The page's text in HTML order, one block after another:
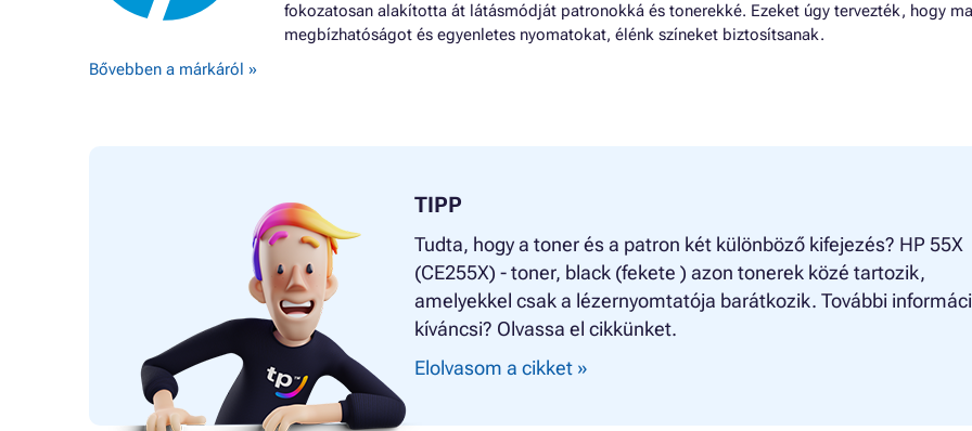
fokozatosan alakította át látásmódját patronokká és tonerekké. Ezeket úgy tervezték, hogy
megbízhatóságot és egyenletes nyomatokat, élénk színeket biztosítsanak.
Bővebben a márkáról »
TIPP
Tudta, hogy a toner és a patron két különböző kifejezés? HP 55X
(CE255X) - toner, black (fekete ) azon tonerek közé tartozik,
amelyekkel csak a lézernyomtatója barátkozik. További
kíváncsi? Olvassa el cikkünket.
Elolvasom a cikket »